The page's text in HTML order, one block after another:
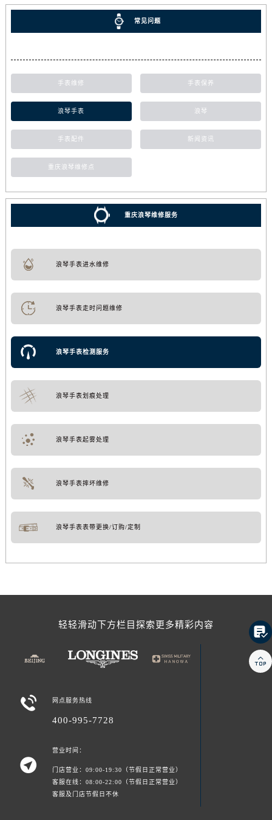
常见问题
手表维修 手表保养
浪琴手表 浪琴
手表配件 新闻资讯
重庆浪琴维修点
重庆浪琴维修服务
浪琴手表进水维修
浪琴手表走时问题维修
浪琴手表检测服务
浪琴手表划痕处理
浪琴手表起雾处理
浪琴手表摔坏维修
浪琴手表表带更换/订购/定制
轻轻滑动下方栏目探索更多精彩内容
 网点服务热线
400-995-7728

营业时间：
门店营业：09:00-19:30（节假日正常营业）
客服在线：08:00-22:00（节假日正常营业）
客服及门店节假日不休

